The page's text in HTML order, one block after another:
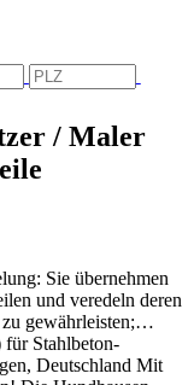
/ Maler
Sie übernehmen
und veredeln deren
zu gewährleisten;…
für Stahlbeton-
Deutschland Mit